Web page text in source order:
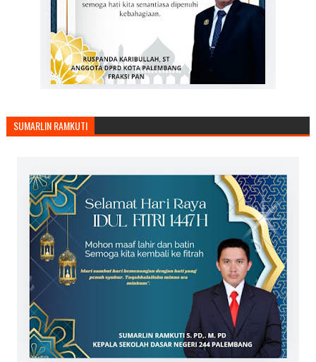
SUMARLIN RAMKUTI